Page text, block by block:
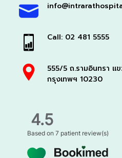
Call: 02 481 5555
555/5 ถ.รามอินทรา แ
กรุงเทพฯ 10230
4.5
Based on7 patient review(s)